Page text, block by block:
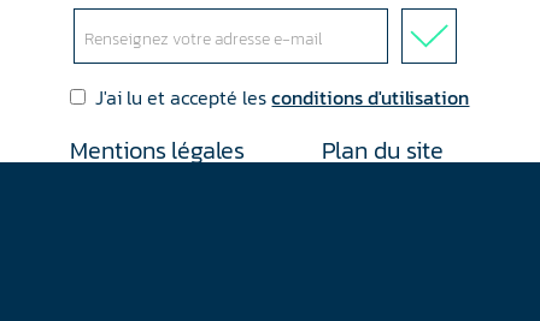
J'ai lu et accepté lesconditions d'utilisation
Mentions légales
Plan du site